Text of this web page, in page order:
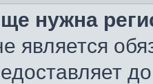
нужна
является